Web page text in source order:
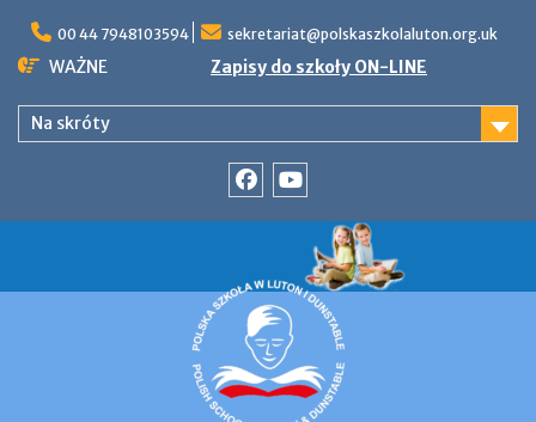
content
00 44 7948103594 sekretariat@polskaszkolaluton.org.uk
WAŻNE Zapisy do szkoły ON-LINE
Na skróty